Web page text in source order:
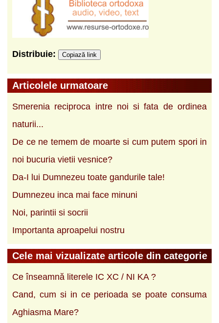
Distribuie: Copiază link
Articolele urmatoare
Smerenia reciproca intre noi si fata de ordinea
naturii...
De ce ne temem de moarte si cum putem spori in
noi bucuria vietii vesnice?
Da-I lui Dumnezeu toate gandurile tale!
Dumnezeu inca mai face minuni
Noi, parintii si socrii
Importanta aproapelui nostru
Cele mai vizualizate articole din categorie
Ce înseamnă literele IC XC / NI KA ?
Cand, cum si in ce perioada se poate consuma
Aghiasma Mare?